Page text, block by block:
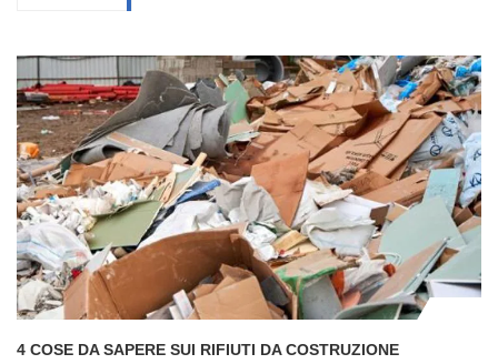
4 COSE DA SAPERE SUI RIFIUTI DA COSTRUZIONE